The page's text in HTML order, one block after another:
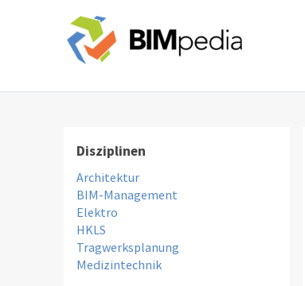
Disziplinen
Architektur
BIM-Management
Elektro
HKLS
Tragwerksplanung
Medizintechnik